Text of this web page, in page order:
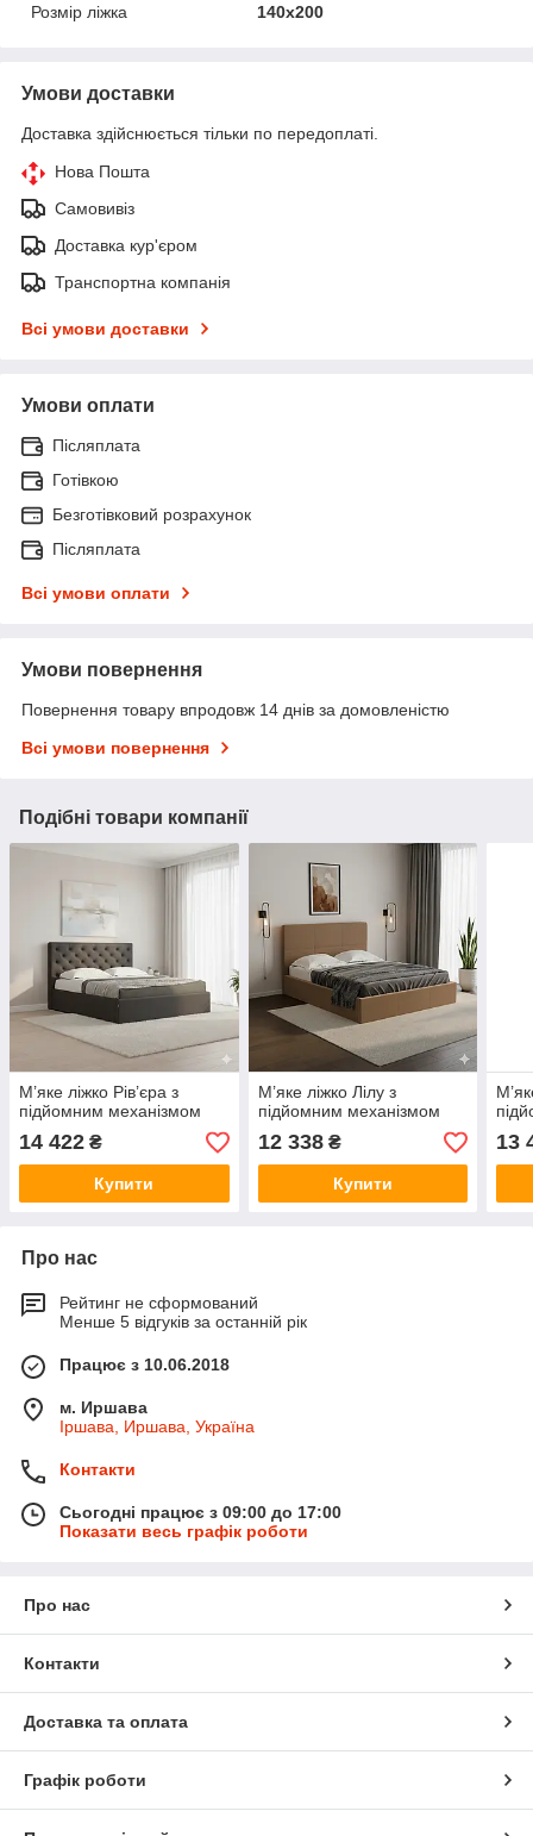
Розмір ліжка
140х200
Умови доставки
Доставка здійснюється тільки по передоплаті.
Нова Пошта
Самовивіз
Доставка кур'єром
Транспортна компанія
Всі умови доставки
Умови оплати
Післяплата
Готівкою
Безготівковий розрахунок
Післяплата
Всі умови оплати
Умови повернення
Повернення товару впродовж 14 днів за домовленістю
Всі умови повернення
Подібні товари компанії
М’яке ліжко Рів’єра з
підйомним механізмом
14 422 ₴
Купити
М’яке ліжко Лілу з
підйомним механізмом
12 338₴
Купити
13
Про нас
Рейтинг не сформований
Менше 5 відгуків за останній рік
Працює з 10.06.2018
м. Иршава
Іршава, Иршава, Україна
Контакти
Сьогодні працює з 09:00 до 17:00
Показати весь графік роботи
Про нас
Контакти
Доставка та оплата
Графік роботи